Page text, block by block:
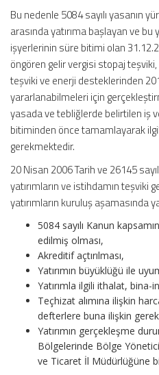
Bu nedenle 5084 sayılı yasanın
arasında yatırıma başlayan ve bu
işyerlerinin süre bitimi olan
öngören gelir vergisi stopaj
teşviki ve enerji desteklerinden
yararlanabilmeleri için
yasada ve tebliğlerde belirtilen iş
bitiminden önce tamamlayarak
gerekmektedir.
20 Nisan 2006 Tarih ve 26145
yatırımların ve istihdamın teşviki
yatırımların kuruluş aşamasında
5084 sayılı Kanun
edilmiş olması,
Akreditif açtırılması,
Yatırımın büyüklüğü ile
Yatırımla ilgili ithalat, bina-
Teçhizat alımına ilişkin
defterlere buna ilişkin
Yatırımın gerçekleşme
Bölgelerinde Bölge
ve Ticaret İl Müdürlüğüne